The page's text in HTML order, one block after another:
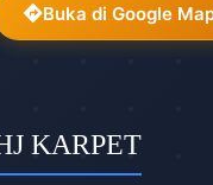
Buka di Google
KARPET